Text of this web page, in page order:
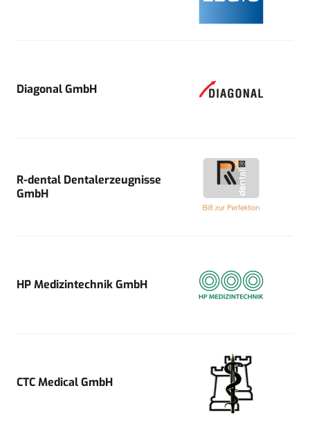
Diagonal GmbH
R-dental Dentalerzeugnisse
GmbH
HP Medizintechnik GmbH
CTC Medical GmbH